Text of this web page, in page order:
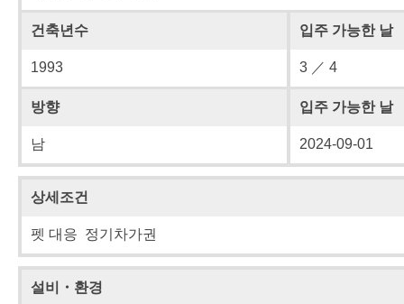
건축년수 입주 가능한 날
1993 3 ／ 4
방향 입주 가능한 날
남 2024-09-01
상세조건
펫 대응 정기차가권
설비・환경